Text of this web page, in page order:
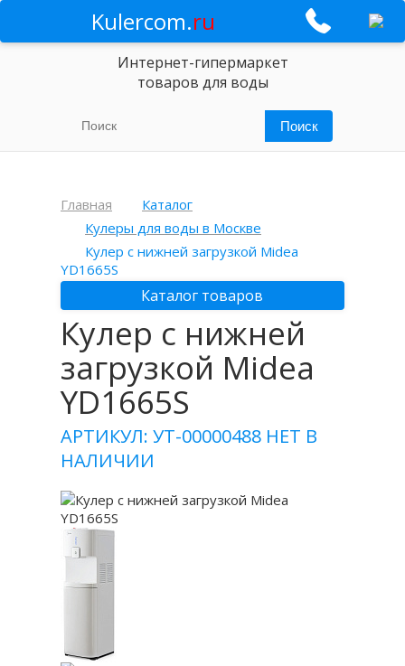
Kulercom.ru
Интернет-гипермаркет
товаров для воды
Главная
Каталог
Кулеры для воды в Москве
Кулер с нижней загрузкой Midea
YD1665S
Каталог товаров
Кулер с нижней
загрузкой Midea
YD1665S
АРТИКУЛ: УТ-00000488 НЕТ В
НАЛИЧИИ